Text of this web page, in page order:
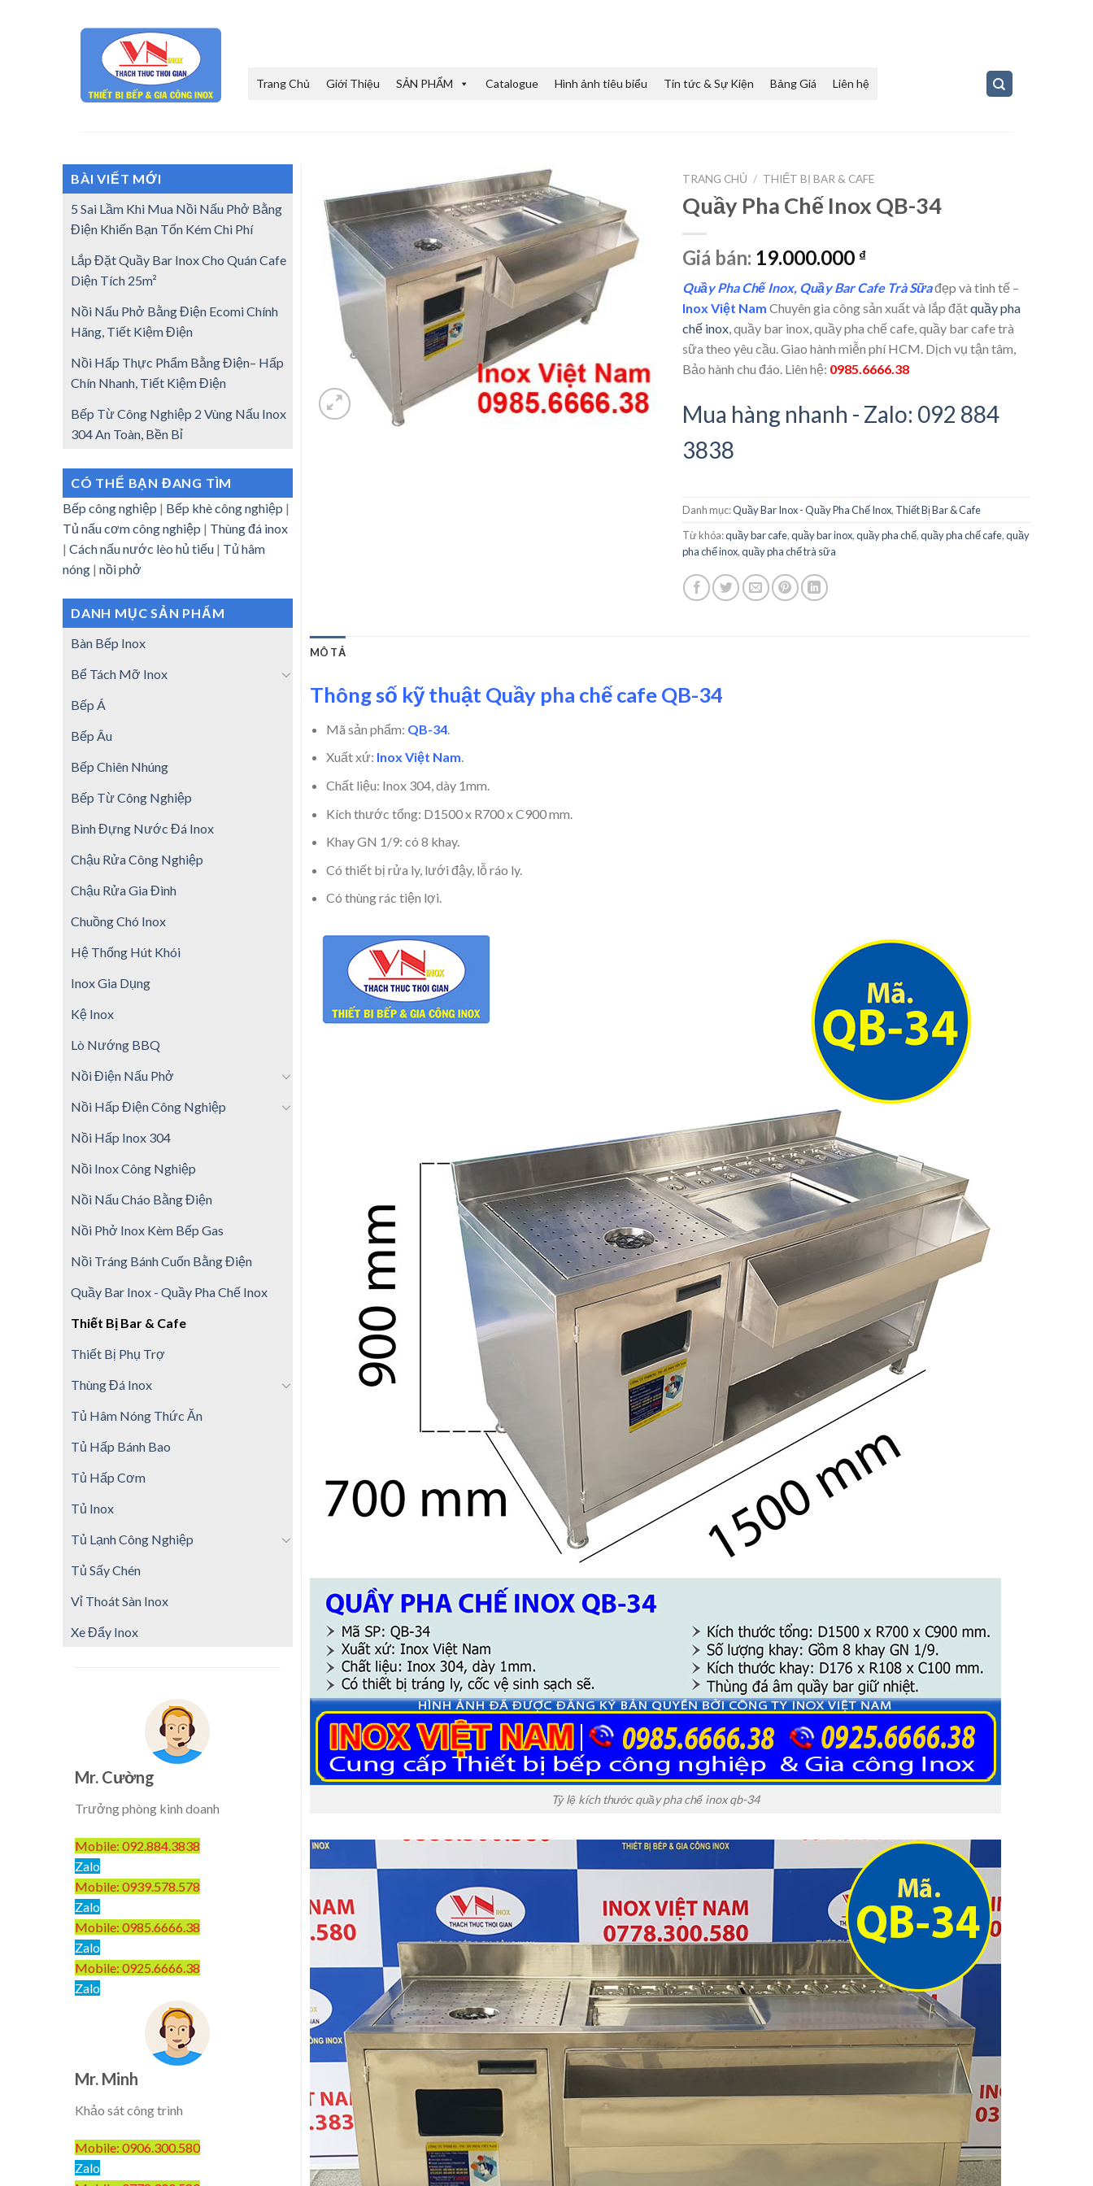
Trang Chủ Giới Thiệu SẢN PHẨM Catalogue Hình ảnh tiêu biểu Tin tức & Sự Kiện Bảng Giá Liên hệ
BÀI VIẾT MỚI
5 Sai Lầm Khi Mua Nồi Nấu Phở Bằng
Điện Khiến Bạn Tốn Kém Chi Phí
Lắp Đặt Quầy Bar Inox Cho Quán Cafe
Diện Tích 25m²
Nồi Nấu Phở Bằng Điện Ecomi Chính
Hãng, Tiết Kiệm Điện
Nồi Hấp Thực Phẩm Bằng Điện– Hấp
Chín Nhanh, Tiết Kiệm Điện
Bếp Từ Công Nghiệp 2 Vùng Nấu Inox
304 An Toàn, Bền Bỉ
CÓ THỂ BẠN ĐANG TÌM
Bếp công nghiệp | Bếp khè công nghiệp |
Tủ nấu cơm công nghiệp | Thùng đá inox
| Cách nấu nước lèo hủ tiếu | Tủ hâm
nóng | nồi phở
DANH MỤC SẢN PHẨM
Bàn Bếp Inox
Bể Tách Mỡ Inox
Bếp Á
Bếp Âu
Bếp Chiên Nhúng
Bếp Từ Công Nghiệp
Bình Đựng Nước Đá Inox
Chậu Rửa Công Nghiệp
Chậu Rửa Gia Đình
Chuồng Chó Inox
Hệ Thống Hút Khói
Inox Gia Dụng
Kệ Inox
Lò Nướng BBQ
Nồi Điện Nấu Phở
Nồi Hấp Điện Công Nghiệp
Nồi Hấp Inox 304
Nồi Inox Công Nghiệp
Nồi Nấu Cháo Bằng Điện
Nồi Phở Inox Kèm Bếp Gas
Nồi Tráng Bánh Cuốn Bằng Điện
Quầy Bar Inox - Quầy Pha Chế Inox
Thiết Bị Bar & Cafe
Thiết Bị Phụ Trợ
Thùng Đá Inox
Tủ Hâm Nóng Thức Ăn
Tủ Hấp Bánh Bao
Tủ Hấp Cơm
Tủ Inox
Tủ Lạnh Công Nghiệp
Tủ Sấy Chén
Vỉ Thoát Sàn Inox
Xe Đẩy Inox
Mr. Cường
Trưởng phòng kinh doanh
Mobile: 092.884.3838
Zalo
Mobile: 0939.578.578
Zalo
Mobile: 0985.6666.38
Zalo
Mobile: 0925.6666.38
Zalo
Mr. Minh
Khảo sát công trình
Mobile: 0906.300.580
Zalo
TRANG CHỦ / THIẾT BỊ BAR & CAFE
Quầy Pha Chế Inox QB-34
Giá bán: 19.000.000 ₫
Quầy Pha Chế Inox, Quầy Bar Cafe Trà Sữađẹp và tinh tế –
Inox Việt Nam Chuyên gia công sản xuất và lắp đặtquầy pha
chế inox, quầy bar inox, quầy pha chế cafe, quầy bar cafe trà
sữa theo yêu cầu. Giao hành miễn phí HCM. Dịch vụ tận tâm,
Bảo hành chu đáo. Liên hệ: 0985.6666.38
Mua hàng nhanh - Zalo: 092 884
3838
Danh mục:Quầy Bar Inox - Quầy Pha Chế Inox, Thiết Bị Bar & Cafe
Từ khóa:quầy bar cafe,quầy bar inox,quầy pha chế,quầy pha chế cafe,quầy
pha chế inox,quầy pha chế trà sữa
MÔ TẢ
Thông số kỹ thuật Quầy pha chế cafe QB-34
Mã sản phẩm: QB-34
Xuất xứ: Inox Việt Nam.
Chất liệu: Inox 304, dày 1mm.
Kích thước tổng: D1500 x R700 x C900 mm.
Khay GN 1/9: có 8 khay.
Có thiết bị rửa ly, lưới đậy, lỗ ráo ly.
Có thùng rác tiện lợi.
Tỷ lệ kích thước quầy pha chế inox qb-34